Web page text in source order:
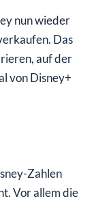
nun wieder
Das
auf der
von Disney+
Zahlen
Vor allem die